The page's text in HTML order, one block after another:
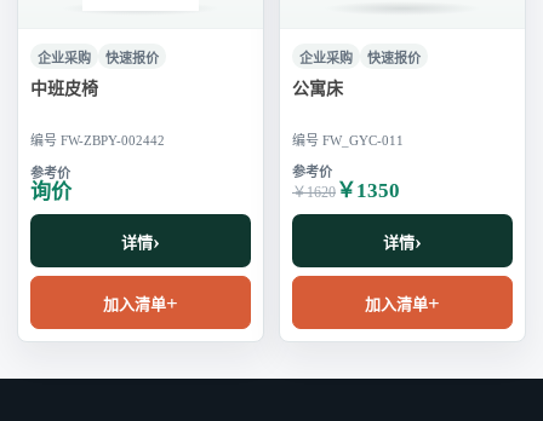
企业采购 快速报价
中班皮椅
编号 FW-ZBPY-002442
询价
详情
加入清单
企业采购 快速报价
公寓床
编号 FW_GYC-011
￥1620 ￥1350
详情
加入清单